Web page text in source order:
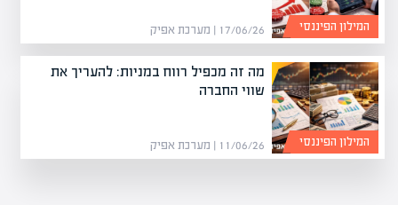
17/06/26 | מערכת אפיק המילון הפיננסי
מה זה מכפיל רווח במניות: להעריך את
שווי החברה
11/06/26 | מערכת אפיק המילון הפיננסי